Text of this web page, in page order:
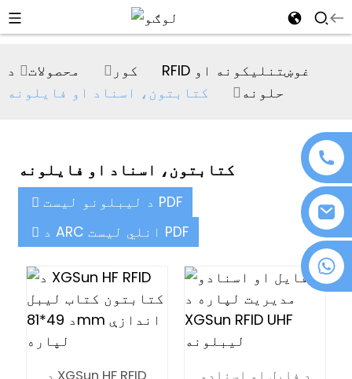
+۸۶ ۱۸۰۷۶۳۷۲۱۳۹
کور محصولات
د RFID غوښتنلیکونه او
حلونه
کتابتون، اسناد او فایلونه
کتابتون، اسناد او فایلونه
د لیبلونو لیست PDF
د ARC انلي لیست PDF
د XGSun HF RFID
د فایل او اسنادو